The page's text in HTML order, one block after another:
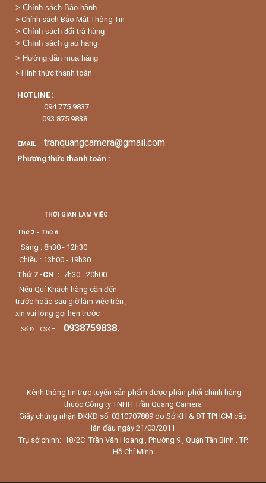
> Chính sách Bảo hành
> Chính sách Bảo Mật Thông Tin
> Chính sách đổi trả hàng
> Chính sách giao hàng
> Hướng dẫn mua hàng
> Hình thức thanh toán
HOTLINE :
094 775 9837
093 875 9838
EMAIL : tranquangcamera@gmail.com
Phương thức thanh toán :
THỜI GIAN LÀM VIỆC
Thứ 2 - Thứ 6 :
Sáng : 8h30 - 12h30
Chiều : 13h00 - 19h30
Thứ 7 -CN : 7h30 - 20h00
Nếu Quí Khách hàng cần đến
trước hoặc sau giờ làm việc trên ,
xin vui lòng gọi hẹn trước
Số ĐT CSKH : 0938759838.
Kênh thông tin trực tuyến sản phẩm được phân phối chính hãng
thuộc Công ty TNHH Trần Quang Camera
Giấy chứng nhận ĐKKD số: 0310707889 do Sở KH & ĐT TPHCM cấp
lần đầu ngày 21/03/2011
Trụ sở chính: 18/2C Trần Văn Hoàng , Phường 9 , Quận Tân Bình . TP.
Hồ Chí Minh